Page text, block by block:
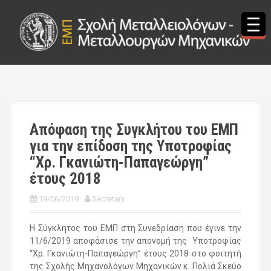
Απόφαση της Συγκλήτου του ΕΜΠ
για την επίδοση της Υποτροφίας
“Χρ. Γκανιώτη-Παπαγεώργη”
έτους 2018
19/06/2019 Secretary
Η Σύγκλητος του ΕΜΠ στη Συνεδρίαση που έγινε την
11/6/2019 αποφάσισε την απονομή της Υποτροφίας
“Χρ. Γκανιώτη-Παπαγεώργη” έτους 2018 στο φοιτητή
της Σχολής Μηχανολόγων Μηχανικών κ. Πολιά Σκεύο